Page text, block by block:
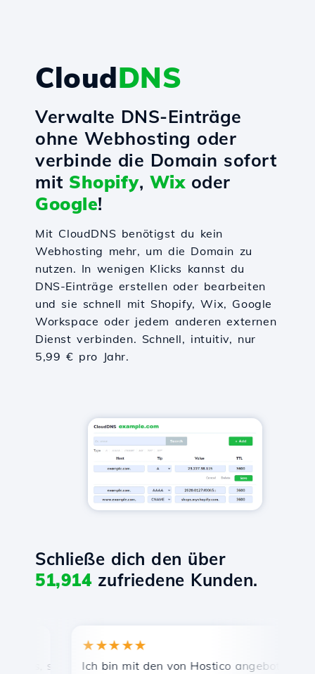
CloudDNS
Verwalte DNS-Einträge
ohne Webhosting oder
verbinde die Domain sofort
mit Shopify, Wixoder
Google!
Mit CloudDNS benötigst du kein
Webhosting mehr, um die Domain zu
nutzen. In wenigen Klicks kannst du
DNS-Einträge erstellen oder bearbeiten
und sie schnell mit Shopify, Wix, Google
Workspace oder jedem anderen externen
Dienst verbinden. Schnell, intuitiv, nur
5,99 € pro Jahr.
Schließe dich den über
51,914zufriedene Kunden.
schnelle und effiziente technische Unterstützung.
★★★★★
Ich bin mit den von Hostico angebotenen